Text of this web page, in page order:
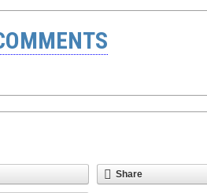
Share